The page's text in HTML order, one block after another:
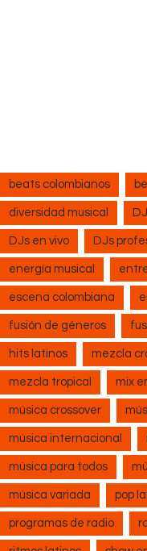
beats colombianos
diversidad musical
DJs en vivo DJs
energía musical
escena colombiana
fusión de géneros
hits latinos mezcla
mezcla tropical mix
música crossover
música internacional
música para todos
música variada pop
programas de radio